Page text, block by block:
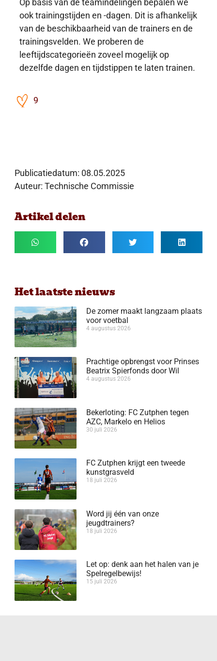
ook trainingstijden en -dagen. Dit is afhankelijk
van de beschikbaarheid van de trainers en de
trainingsvelden. We proberen de
leeftijdscategorieën zoveel mogelijk op
dezelfde dagen en tijdstippen te laten trainen.
9
Publicatiedatum: 08.05.2025
Auteur: Technische Commissie
Artikel delen
Het laatste nieuws
De zomer maakt langzaam plaats
voor voetbal
4 augustus 2026
Prachtige opbrengst voor Prinses
Beatrix Spierfonds door Wil
4 augustus 2026
Bekerloting: FC Zutphen tegen
AZC, Markelo en Helios
30 juli 2026
FC Zutphen krijgt een tweede
kunstgrasveld
18 juli 2026
Word jij één van onze
jeugdtrainers?
18 juli 2026
Let op: denk aan het halen van je
Spelregelbewijs!
15 juli 2026